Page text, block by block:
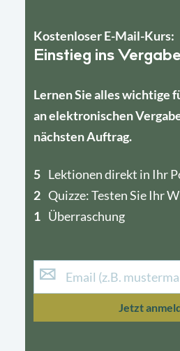
Kostenloser E-Mail-Kurs:
Einstieg ins
Lernen Sie alles wichtige
an elektronischen
nächsten Auftrag.
5 Lektionen direkt in Ihr
2 Quizze: Testen Sie Ihr
1 Überraschung
4
1
Jetzt